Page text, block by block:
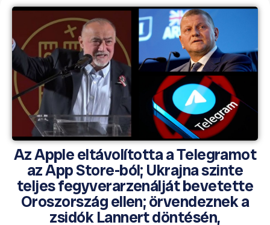
Az Apple eltávolította a Telegramot
az App Store-ból; Ukrajna szinte
teljes fegyverarzenálját bevetette
Oroszország ellen; örvendeznek a
zsidók Lannert döntésén,